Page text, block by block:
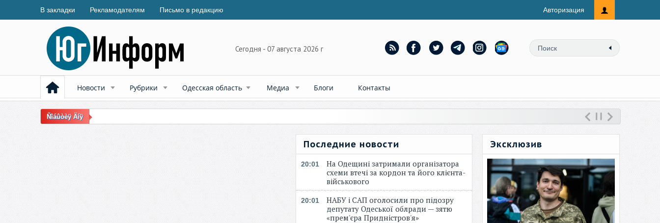
В закладки Рекламодателям Письмо в редакцию Авторизация
Сегодня - 07 августа 2026 г
Новости Рубрики Одесская область Медиа Блоги Контакты
Ñîáûòèÿ Äíÿ
Последние новости
20:01
На Одещині затримали організатора
схеми втечі за кордон та його клієнта-
військового
20:01
НАБУ і САП оголосили про підозру
депутату Одеської облради — зятю
«прем'єра Придністров'я»
Эксклюзив